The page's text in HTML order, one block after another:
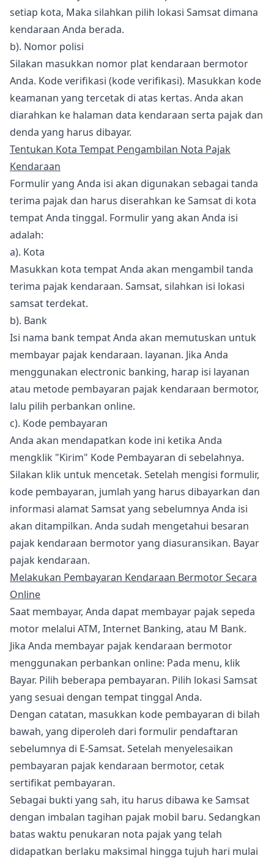
setiap kota, Maka silahkan pilih lokasi Samsat dimana
kendaraan Anda berada.
b). Nomor polisi
Silakan masukkan nomor plat kendaraan bermotor
Anda. Kode verifikasi (kode verifikasi). Masukkan kode
keamanan yang tercetak di atas kertas. Anda akan
diarahkan ke halaman data kendaraan serta pajak dan
denda yang harus dibayar.
Tentukan Kota Tempat Pengambilan Nota Pajak
Kendaraan
Formulir yang Anda isi akan digunakan sebagai tanda
terima pajak dan harus diserahkan ke Samsat di kota
tempat Anda tinggal. Formulir yang akan Anda isi
adalah:
a). Kota
Masukkan kota tempat Anda akan mengambil tanda
terima pajak kendaraan. Samsat, silahkan isi lokasi
samsat terdekat.
b). Bank
Isi nama bank tempat Anda akan memutuskan untuk
membayar pajak kendaraan. layanan. Jika Anda
menggunakan electronic banking, harap isi layanan
atau metode pembayaran pajak kendaraan bermotor,
lalu pilih perbankan online.
c). Kode pembayaran
Anda akan mendapatkan kode ini ketika Anda
mengklik "Kirim" Kode Pembayaran di sebelahnya.
Silakan klik untuk mencetak. Setelah mengisi formulir,
kode pembayaran, jumlah yang harus dibayarkan dan
informasi alamat Samsat yang sebelumnya Anda isi
akan ditampilkan. Anda sudah mengetahui besaran
pajak kendaraan bermotor yang diasuransikan. Bayar
pajak kendaraan.
Melakukan Pembayaran Kendaraan Bermotor Secara
Online
Saat membayar, Anda dapat membayar pajak sepeda
motor melalui ATM, Internet Banking, atau M Bank.
Jika Anda membayar pajak kendaraan bermotor
menggunakan perbankan online: Pada menu, klik
Bayar. Pilih beberapa pembayaran. Pilih lokasi Samsat
yang sesuai dengan tempat tinggal Anda.
Dengan catatan, masukkan kode pembayaran di bilah
bawah, yang diperoleh dari formulir pendaftaran
sebelumnya di E-Samsat. Setelah menyelesaikan
pembayaran pajak kendaraan bermotor, cetak
sertifikat pembayaran.
Sebagai bukti yang sah, itu harus dibawa ke Samsat
dengan imbalan tagihan pajak mobil baru. Sedangkan
batas waktu penukaran nota pajak yang telah
didapatkan berlaku maksimal hingga tujuh hari mulai